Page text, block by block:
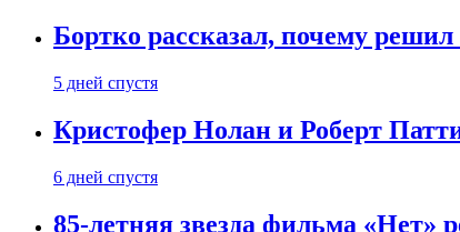
Бортко рассказал, почему
5 дней спустя
Кристофер Нолан и Роберт
6 дней спустя
85-летняя звезда фильма «Нет»